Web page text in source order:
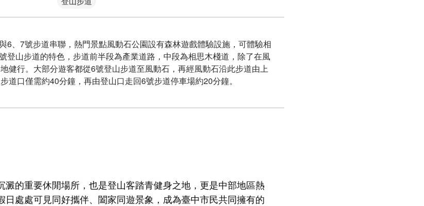
6、7號步道串聯，熱門景點風動石公園設有森林遊戲體驗設施，可體驗相
登山步道的特色，步道前半段為產業道路，中段為相思木棧道，除了在風
健行。大部分遊客都從6號登山步道至風動石，再經風動石沿此步道由上
道口僅需約40分鐘，再由登山口走回6號步道停車場約20分鐘。
澱的重要休閒場所，也是登山客踏青健身之地，更是中部地區熱
日處處可見同好攜伴、闔家同遊景象，成為臺中市民共同擁有的